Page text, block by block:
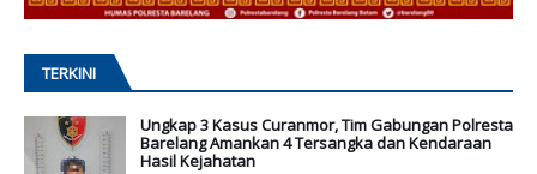
TERKINI
Ungkap 3 Kasus Curanmor, Tim Gabungan Polresta
Barelang Amankan 4 Tersangka dan Kendaraan
Hasil Kejahatan